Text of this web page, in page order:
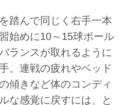
踏んで同じく右手一本
始めに10～15球ボール
ランスが取れるように
。連戦の疲れやベッド
傾きなど体のコンディ
な感覚に戻すには、と